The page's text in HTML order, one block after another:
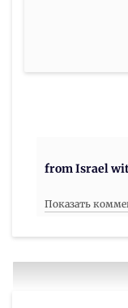
from Israel
Показать